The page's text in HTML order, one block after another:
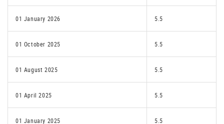
01 January 2026 5.5
01 October 2025 5.5
01 August 2025 5.5
01 April 2025 5.5
01 January 2025 5.5